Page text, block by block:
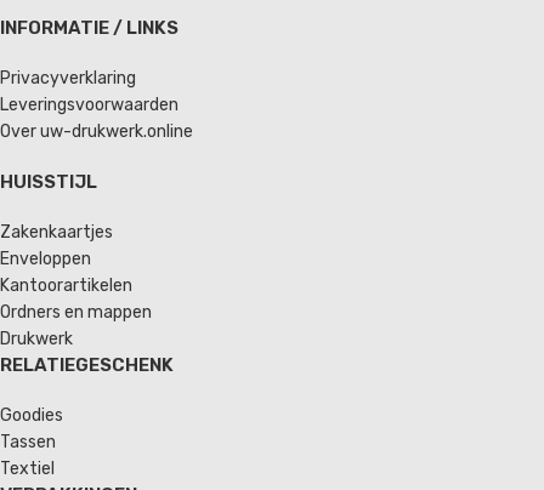
INFORMATIE / LINKS
Privacyverklaring
Leveringsvoorwaarden
Over uw-drukwerk.online
HUISSTIJL
Zakenkaartjes
Enveloppen
Kantoorartikelen
Ordners en mappen
Drukwerk
RELATIEGESCHENK
Goodies
Tassen
Textiel